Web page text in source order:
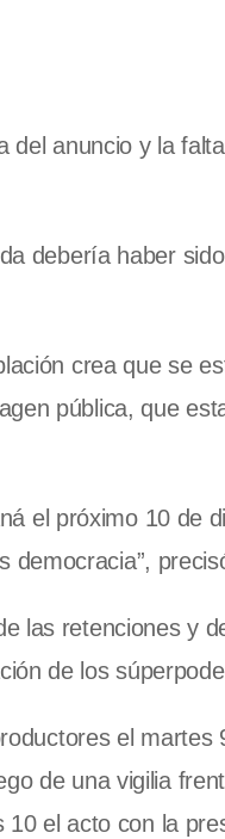
anuncio y la
debería haber
crea que se
pública, que
el próximo 10 de
democracia”,
las retenciones y
de los
el martes
de una vigilia
el acto con la